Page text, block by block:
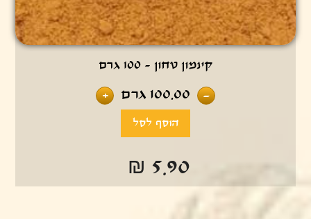
קינמון טחון - 100 גרם
-
100.00 גרם +
₪ 5.90